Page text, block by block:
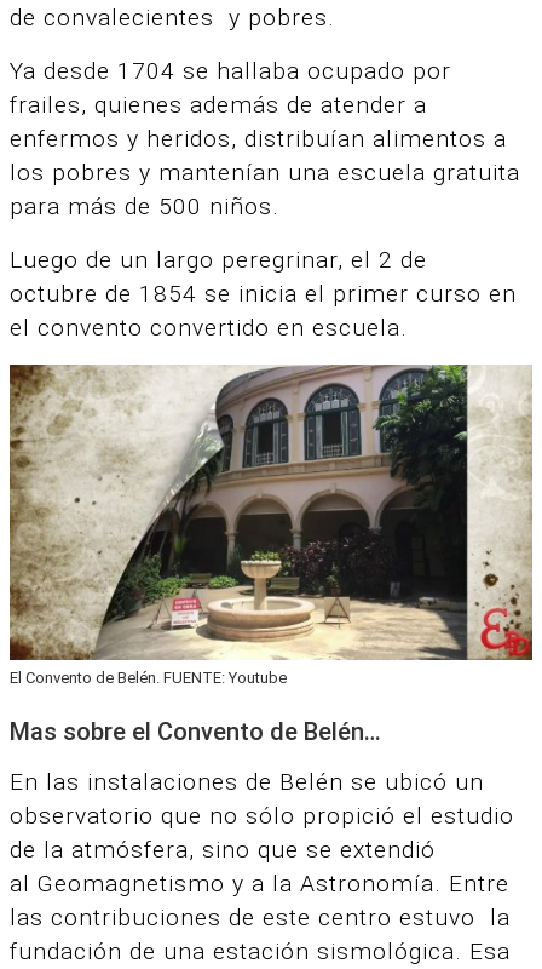
de convalecientes y pobres.
Ya desde 1704 se hallaba ocupado por
frailes, quienes además de atender a
enfermos y heridos, distribuían alimentos a
los pobres y mantenían una escuela gratuita
para más de 500 niños.
Luego de un largo peregrinar, el 2 de
octubre de 1854 se inicia el primer curso en
el convento convertido en escuela.
El Convento de Belén. FUENTE: Youtube
Mas sobre el Convento de Belén…
En las instalaciones de Belén se ubicó un
observatorio que no sólo propició el estudio
de la atmósfera, sino que se extendió
al Geomagnetismo y a la Astronomía. Entre
las contribuciones de este centro estuvo la
fundación de una estación sismológica. Esa